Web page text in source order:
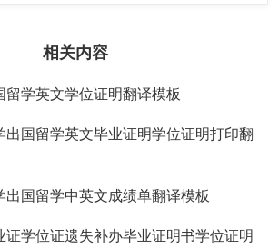
相关内容
留学英文学位证明翻译模板
出国留学英文毕业证明学位证明打印翻
出国留学中英文成绩单翻译模板
证学位证遗失补办毕业证明书学位证明